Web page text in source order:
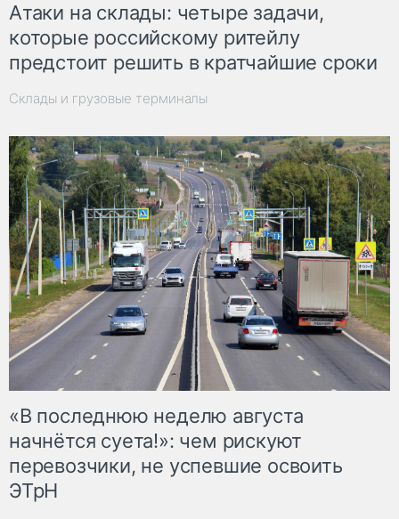
Атаки на склады: четыре задачи,
которые российскому ритейлу
предстоит решить в кратчайшие сроки
Склады и грузовые терминалы
«В последнюю неделю августа
начнётся суета!»: чем рискуют
перевозчики, не успевшие освоить
ЭТрН